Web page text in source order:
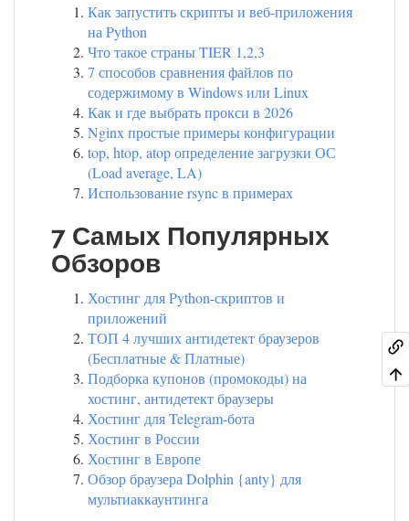
Как запустить скрипты и веб-приложения
на Python
Что такое страны TIER 1,2,3
7 способов сравнения файлов по
содержимому в Windows или Linux
Как и где выбрать прокси в 2026
Nginx простые примеры конфигурации
top, htop, atop определение загрузки ОС
(Load average, LA)
Использование rsync в примерах
7 Самых Популярных
Обзоров
Хостинг для Python-скриптов и
приложений
ТОП 4 лучших антидетект браузеров
(Бесплатные & Платные)
Подборка купонов (промокоды) на
хостинг, антидетект браузеры
Хостинг для Telegram-бота
Хостинг в России
Хостинг в Европе
Обзор браузера Dolphin {anty} для
мультиаккаунтинга